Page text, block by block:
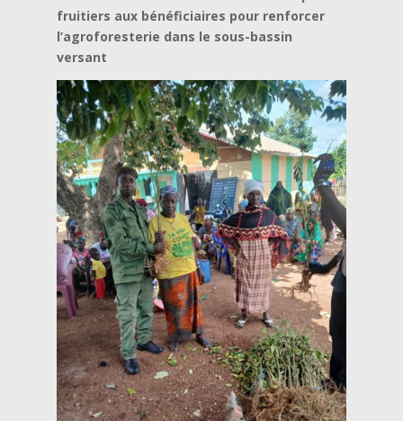
fruitiers aux bénéficiaires pour renforcer
l’agroforesterie dans le sous-bassin
versant